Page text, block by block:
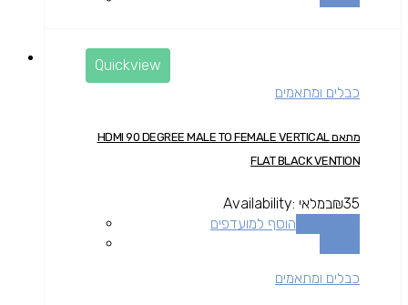
Quickview
כבלים ומתאמים
מתאם HDMI 90 DEGREE MALE TO FEMALE VERTICAL
FLAT BLACK VENTION
₪35
Availability: במלאי
הוסף למועדפים
כבלים ומתאמים